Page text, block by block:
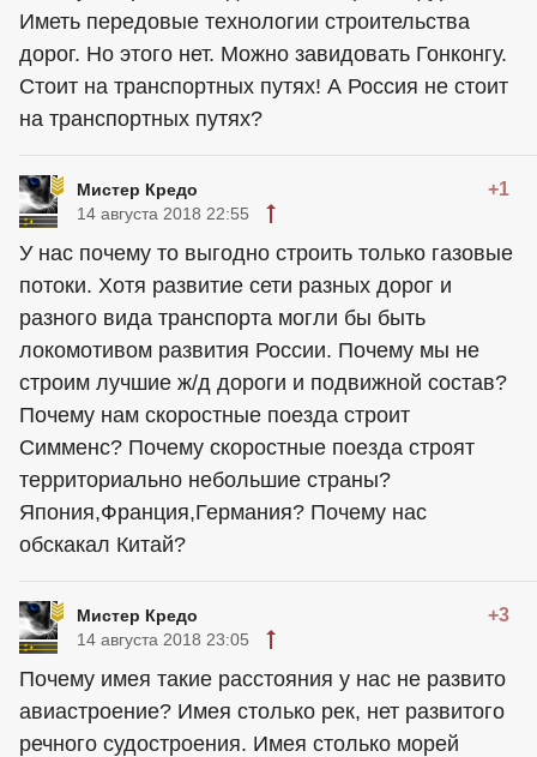
Иметь передовые технологии строительства
дорог. Но этого нет. Можно завидовать Гонконгу.
Стоит на транспортных путях! А Россия не стоит
на транспортных путях?
Мистер Кредо +1
14 августа 2018 22:55
У нас почему то выгодно строить только газовые
потоки. Хотя развитие сети разных дорог и
разного вида транспорта могли бы быть
локомотивом развития России. Почему мы не
строим лучшие ж/д дороги и подвижной состав?
Почему нам скоростные поезда строит
Симменс? Почему скоростные поезда строят
территориально небольшие страны?
Япония,Франция,Германия? Почему нас
обскакал Китай?
Мистер Кредо +3
14 августа 2018 23:05
Почему имея такие расстояния у нас не развито
авиастроение? Имея столько рек, нет развитого
речного судостроения. Имея столько морей